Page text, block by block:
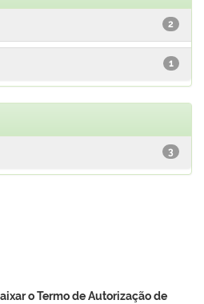
2
1
3
o Termo de Autorização de